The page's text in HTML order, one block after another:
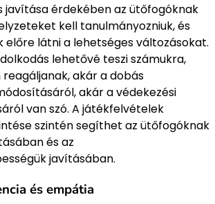
javítása érdekében az ütőfogóknak
kell tanulmányozniuk, és
előre látni a lehetséges változásokat.
lehetővé teszi számukra,
akár a dobás
akár a védekezési
van szó. A játékfelvételek
szintén segíthet az ütőfogóknak
és az
javításában.
és empátia